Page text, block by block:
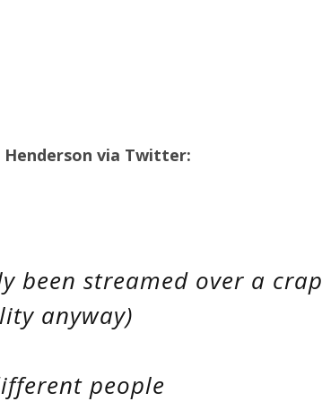
via Twitter:
been streamed over a crap
anyway)
people